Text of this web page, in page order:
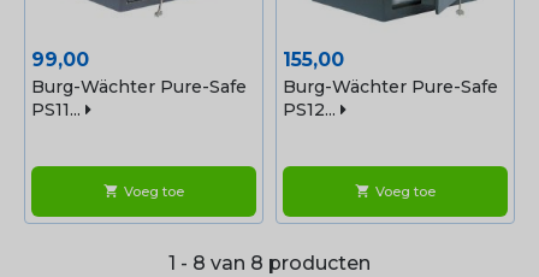
Prijs
99,00
Burg-Wächter Pure-Safe
PS11...
shopping_cart Voeg toe
Prijs
155,00
Burg-Wächter Pure-Safe
PS12...
shopping_cart Voeg toe
1 - 8 van 8 producten